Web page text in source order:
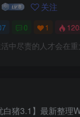
关注
0 1
中尽责的人才会在
猪3.1】最新整理